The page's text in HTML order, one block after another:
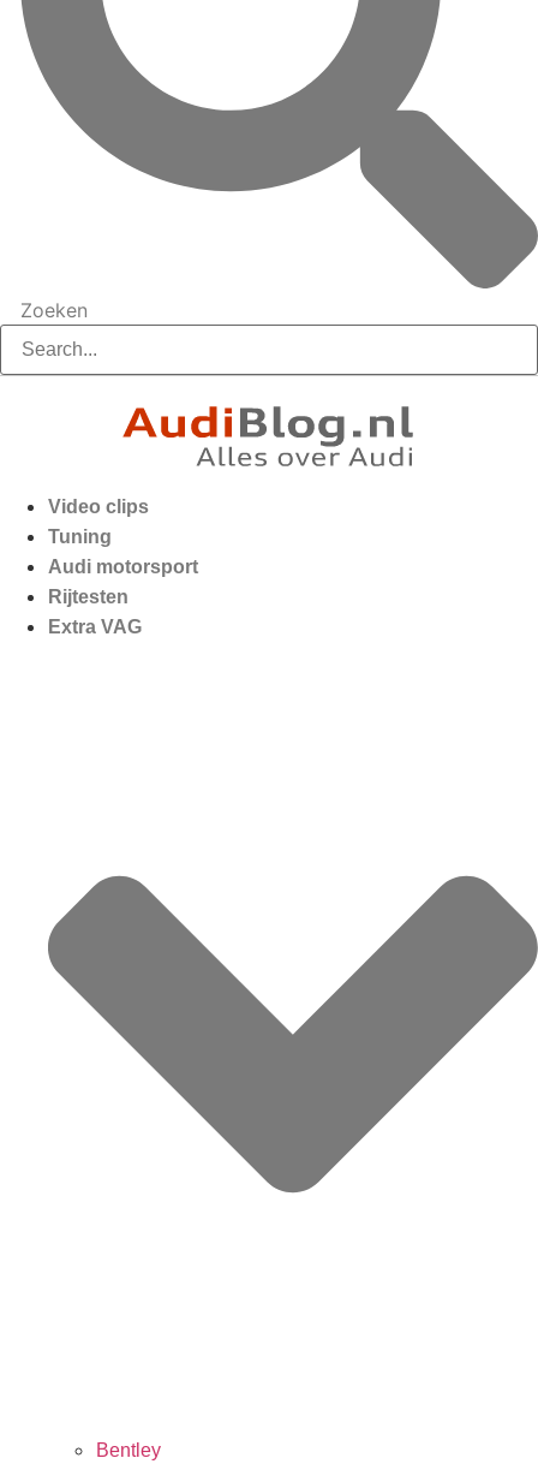
Zoeken
Video clips
Tuning
Audi motorsport
Rijtesten
Extra VAG
Bentley